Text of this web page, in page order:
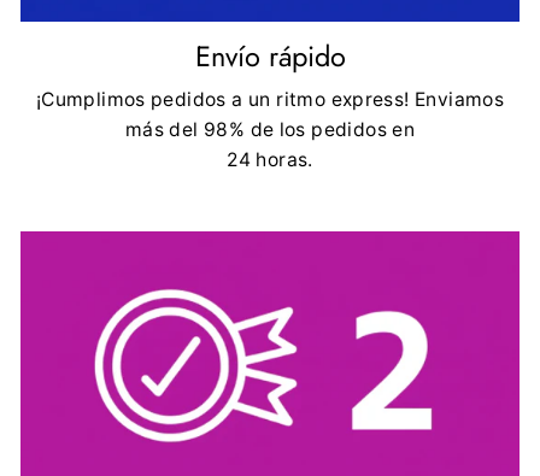
Envío rápido
¡Cumplimos pedidos a un ritmo express! Enviamos
más del 98% de los pedidos en
24 horas.